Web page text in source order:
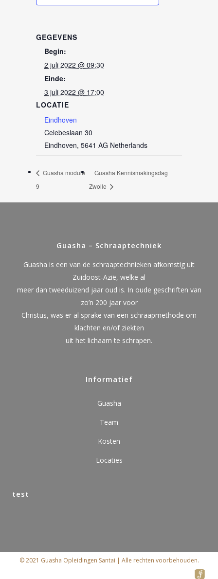
GEGEVENS
Begin:
2 juli 2022 @ 09:30
Einde:
3 juli 2022 @ 17:00
LOCATIE
Eindhoven
Celebeslaan 30
Eindhoven, 5641 AG Netherlands
Guasha module
9
Guasha Kennismakingsdag
Zwolle
Guasha – Schraaptechniek
Guasha is een van de schraaptechnieken afkomstig uit
Zuidoost-Azië, welke al
meer dan tweeduizend jaar oud is. In oude geschriften van
zo’n 200 jaar voor
Christus, was er al sprake van een schraapmethode om
klachten en/of ziekten
uit het lichaam te schrapen.
Informatief
Guasha
Team
Kosten
Locaties
test
© 2021 Guasha Opleidingen Santai | Alle rechten voorbehouden.